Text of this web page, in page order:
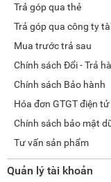
Trả góp qua thẻ
Trả góp qua công ty
Mua trước trả sau
Chính sách Đổi - Trả
Chính sách Bảo hành
Hóa đơn GTGT điện tử
Chính sách bảo mật
Tư vấn sản phẩm
Quản lý tài khoản